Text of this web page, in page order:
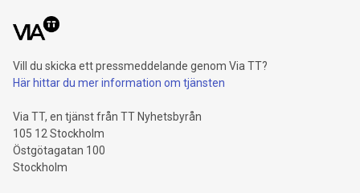
Vill du skicka ett pressmeddelande genom Via TT?
Här hittar du mer information om tjänsten
Via TT, en tjänst från TT Nyhetsbyrån
105 12 Stockholm
Östgötagatan 100
Stockholm